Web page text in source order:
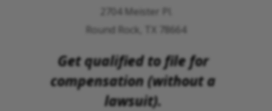
2704 Meister Pl.
Round Rock, TX 78664
Get qualified to file for
compensation (without a
lawsuit).